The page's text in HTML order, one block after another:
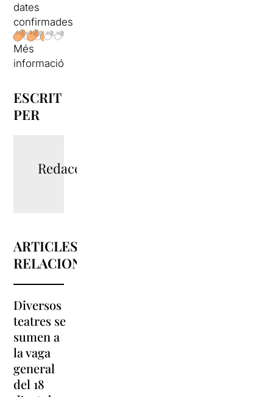
dates
confirmades
Més
informació
ESCRIT
PER
Redacció
ARTICLES
RELACIONATS
Diversos
teatres se
sumen a
la vaga
general
del 18